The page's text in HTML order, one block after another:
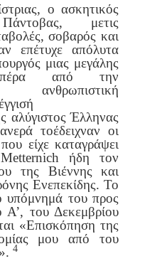
ο ασκητικός
μετις
σοβαρός και
επέτυχε απόλυτα
μιας μεγάλης
πέρα από την
αλύγιστος Έλληνας
τοέδειχναν οι
είχε καταγράψει
Metternich ήδη τον
της Βιέννης και
Ενεπεκίδης. Το
υπόμνημά του προς
του Δεκεμβρίου
«Επισκόπηση της
μου από του
4